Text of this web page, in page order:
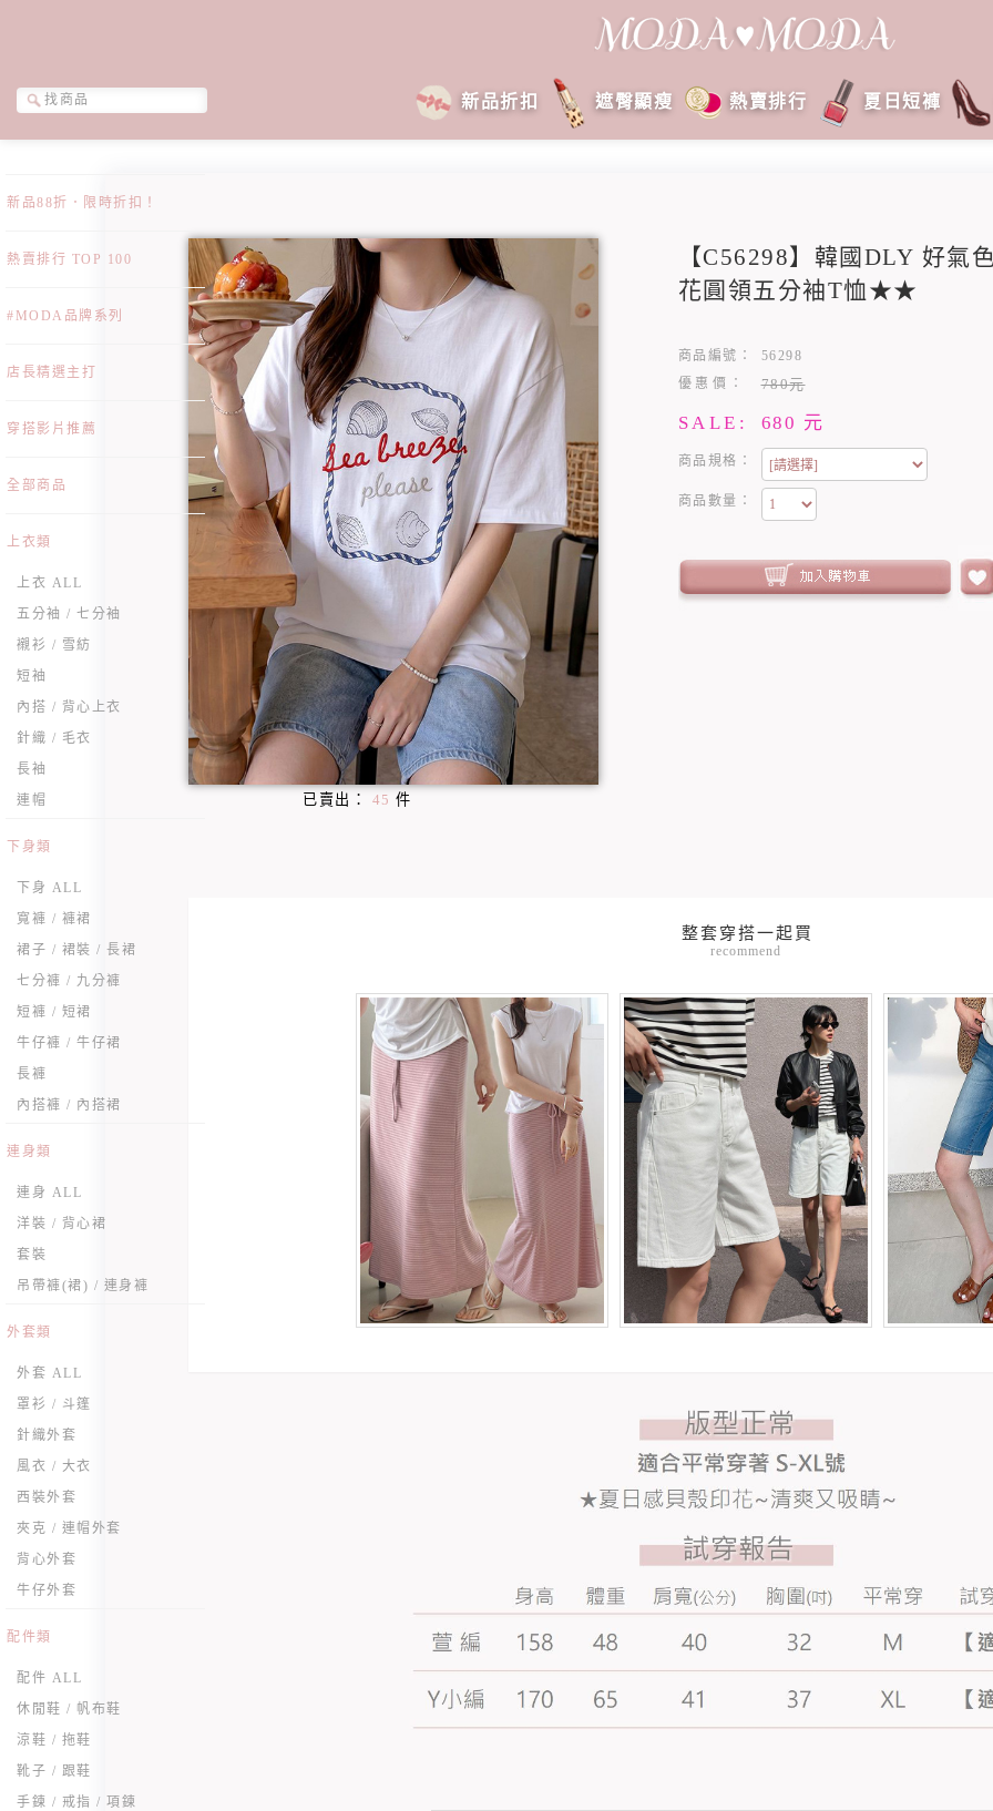
新品折扣 遮臀顯瘦 熱賣排行 夏日短褲
新品88折．限時折扣！
熱賣排行 TOP 100
#MODA品牌系列
店長精選主打
穿搭影片推薦
全部商品
上衣類
上衣 ALL
五分袖 / 七分袖
襯衫 / 雪紡
短袖
內搭 / 背心上衣
針織 / 毛衣
長袖
連帽
下身類
下身 ALL
寬褲 / 褲裙
裙子 / 裙裝 / 長裙
七分褲 / 九分褲
短褲 / 短裙
牛仔褲 / 牛仔裙
長褲
內搭褲 / 內搭裙
連身類
連身 ALL
洋裝 / 背心裙
套裝
吊帶褲(裙) / 連身褲
外套類
外套 ALL
罩衫 / 斗篷
針織外套
風衣 / 大衣
西裝外套
夾克 / 連帽外套
背心外套
牛仔外套
配件類
配件 ALL
休閒鞋 / 帆布鞋
涼鞋 / 拖鞋
靴子 / 跟鞋
手鍊 / 戒指 / 項鍊
已賣出： 45 件
【C56298】韓國DLY 好氣
花圓領五分袖T恤★★
商品編號：
56298
優惠價：
780元
SALE: 680 元
商品規格：
商品數量：
recommend